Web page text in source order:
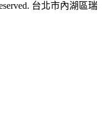
台北市內湖區瑞